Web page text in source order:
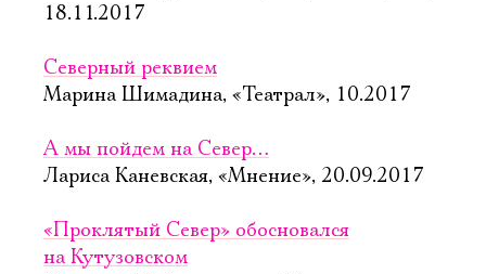
18.11.2017
Северный реквием
Марина Шимадина, «Театрал», 10.2017
А мы пойдем на Север…
Лариса Каневская, «Мнение», 20.09.2017
«Проклятый Север» обосновался
на Кутузовском